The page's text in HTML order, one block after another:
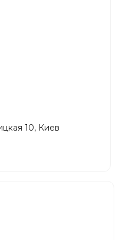
10, Киев